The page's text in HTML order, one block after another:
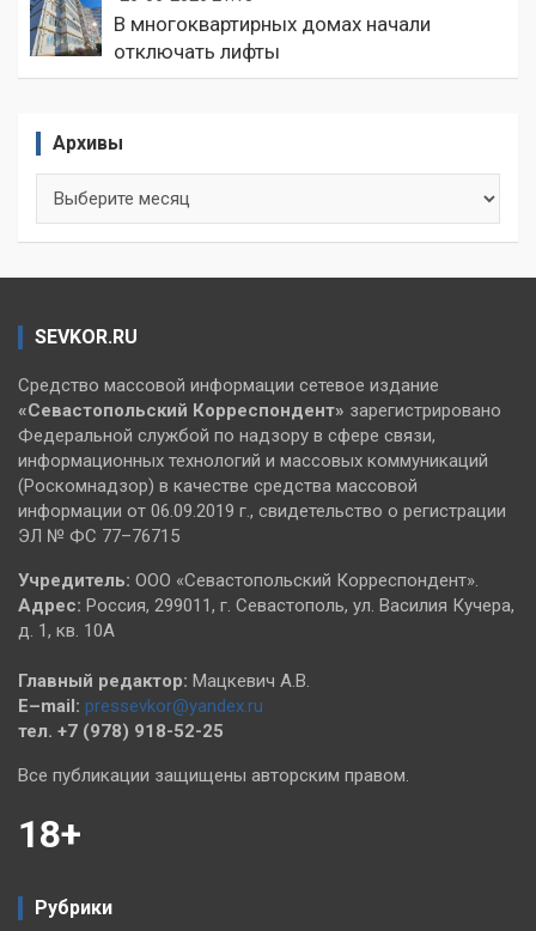
В многоквартирных домах начали
отключать лифты
Архивы
SEVKOR.RU
Средство массовой информации сетевое издание
«Севастопольский Корреспондент» зарегистрировано
Федеральной службой по надзору в сфере связи,
информационных технологий и массовых коммуникаций
(Роскомнадзор) в качестве средства массовой
информации от 06.09.2019 г., свидетельство о регистрации
ЭЛ № ФС 77–76715
Учредитель: ООО «Севастопольский Корреспондент».
Адрес: Россия, 299011, г. Севастополь, ул. Василия Кучера,
д. 1, кв. 10А
Главный редактор: Мацкевич А.В.
E–mail: pressevkor@yandex.ru
тел. +7 (978) 918-52-25
Все публикации защищены авторским правом.
18+
Рубрики